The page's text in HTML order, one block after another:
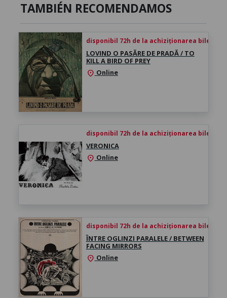
TAMBIÉN RECOMENDAMOS
disponibil 72h de la achiziționarea biletului
LOVIND O PASĂRE DE PRADĂ / TO
KILL A BIRD OF PREY
location_on Online
disponibil 72h de la achiziționarea biletului
VERONICA
location_on Online
disponibil 72h de la achiziționarea biletului
ÎNTRE OGLINZI PARALELE / BETWEEN
FACING MIRRORS
location_on Online